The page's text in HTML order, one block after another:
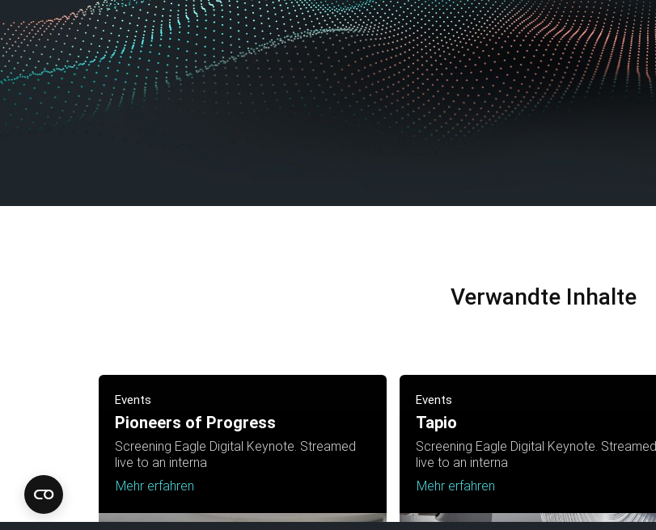
Verwandte Inhalte
Events
Pioneers of Progress
Screening Eagle Digital Keynote. Streamed
live to an interna
Mehr erfahren
Events
Tapio
Screening Eagle Digital Keynote. Streamed
live to an interna
Mehr erfahren